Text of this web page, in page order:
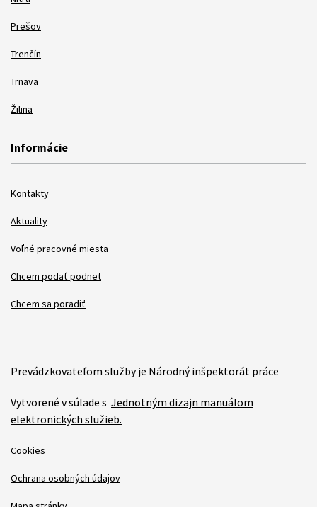
Prešov
Trenčín
Trnava
Žilina
Informácie
Kontakty
Aktuality
Voľné pracovné miesta
Chcem podať podnet
Chcem sa poradiť
Prevádzkovateľom služby je Národný inšpektorát práce
Vytvorené v súlade s Jednotným dizajn manuálom
elektronických služieb.
Cookies
Ochrana osobných údajov